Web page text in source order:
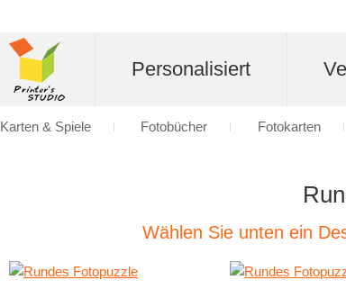
Wählen Sie unten ein
Personalisiert
Karten & Spiele Fotobücher Fotokarten